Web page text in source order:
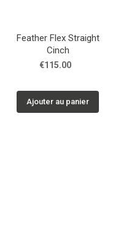
Feather Flex Straight
Cinch
€115.00
Ajouter au panier